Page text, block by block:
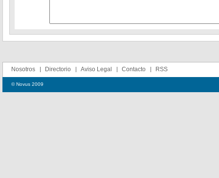
Nosotros Directorio Aviso Legal Contacto RSS
© Novus 2009